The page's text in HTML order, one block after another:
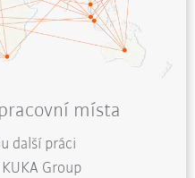
místa
další práci
Group